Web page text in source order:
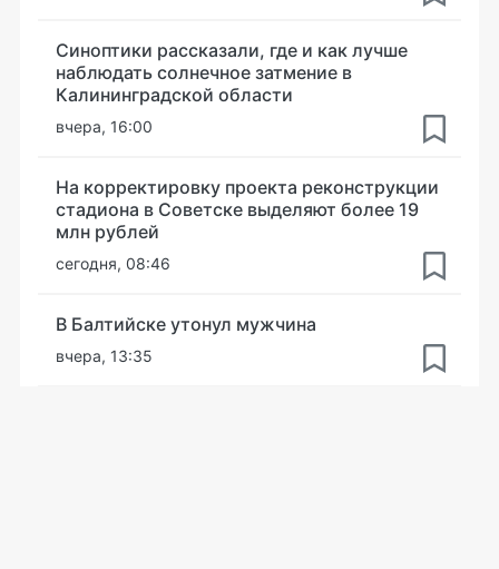
Синоптики рассказали, где и как лучше
наблюдать солнечное затмение в
Калининградской области
вчера, 16:00
На корректировку проекта реконструкции
стадиона в Советске выделяют более 19
млн рублей
сегодня, 08:46
В Балтийске утонул мужчина
вчера, 13:35